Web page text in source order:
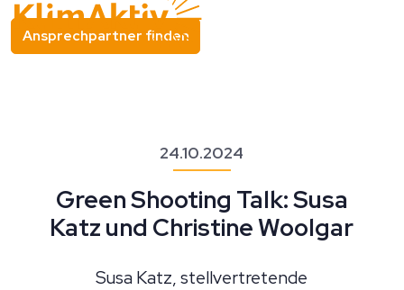
Ansprechpartner finden
24.10.2024
Green Shooting Talk: Susa
Katz und Christine Woolgar
Susa Katz, stellvertretende